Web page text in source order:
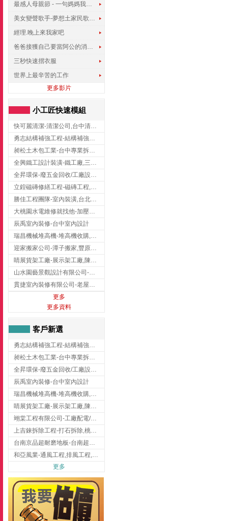
最感人母親節 - 一句媽媽我愛你
美女變聲歌手-夢想土家民歌傳遍世界
經理.晚上來我家吧
爸爸接獲自己要當阿公的消息，反應史上最可愛!!!
三秒快速摺衣服
世界上最辛苦的工作
更多影片
小工匠快速模組
快可麗清潔-清潔公司,台中清潔公司,台中居家清潔
勇志結構補強工程-結構補強工程 ,桃園結構補強工程,龍潭結構補強工程
昶松土木包工業-台中專業拆除工程/挖土機出租
全興鐵工設計裝潢-鐵工廠,三峽鐵工廠,台北鐵工廠
全昇環保-廢五金回收/工廠設備收購/機械設備回收/高價收購廠房設備
立鍠磁磚修繕工程-磁磚工程,磁磚修補,新竹磁磚工程
勝佳工程團隊-室內裝潢,台北房屋裝修,三重室內裝修
大桃園水電維修就找他-加壓馬達,抽水馬達,桃園水電行,中壢水電
辰禹室內裝修-台中室內設計
瑞昌機械堆高機-堆高機收購,新北市堆高機,桃園堆高機
迎家搬家公司-潭子搬家,豐原搬家,大雅搬家,大甲搬家,台中推薦搬家,台中搬家
睛展貨架工廠-展示架工廠,陳列架,台中展示架工廠
山水園藝景觀設計有限公司-景觀工程,景觀設計,新竹園藝工程,新竹景觀設計
貫捷室內裝修有限公司-老屋翻新工程,台中老屋翻新工程,台中舊屋翻新
更多
更多資料
客戶新選
勇志結構補強工程-結構補強工程 ,桃園結構補強工程,龍潭結構補強工程
昶松土木包工業-台中專業拆除工程/挖土機出租
全昇環保-廢五金回收/工廠設備收購/機械設備回收/高價收購廠房設備
辰禹室內裝修-台中室內設計
瑞昌機械堆高機-堆高機收購,新北市堆高機,桃園堆高機
睛展貨架工廠-展示架工廠,陳列架,台中展示架工廠
翊棠工程有限公司-工廠配電/高雄消防機電公司
上吉錸拆除工程-打石拆除,桃園打石拆除,桃園拆除工程
台南京品超耐磨地板-台南超耐磨地板
和亞風業-通風工程,排風工程,彰化通風工程,彰化排風工程
更多